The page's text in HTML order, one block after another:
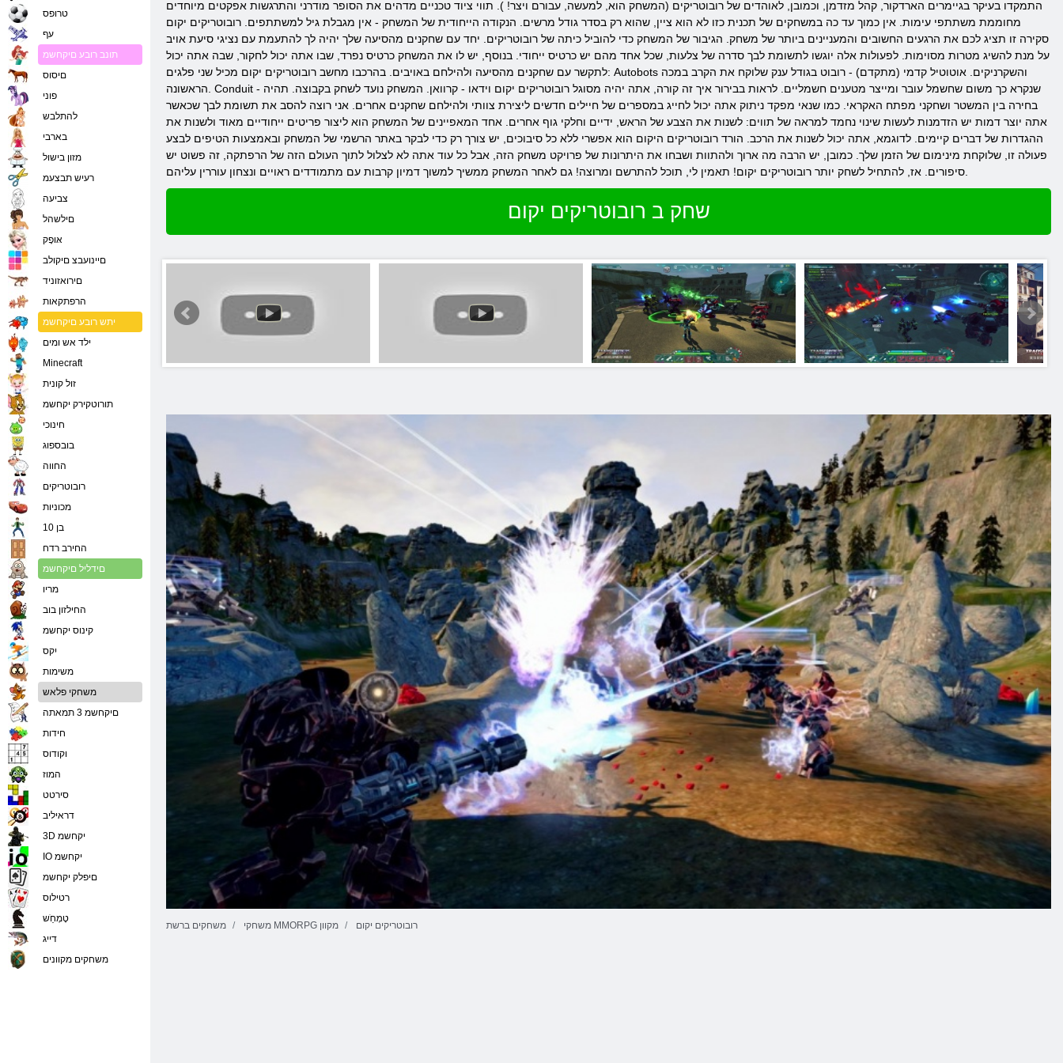
התמקדו בעיקר בגיימרים הארדקור, קהל מזדמן, וכמובן, לאוהדים של רובוטריקים (המשחק הוא, למעשה, עבורם ויצר! ). תווי ציוד טכניים מדהים את הסופר מודרני והתרגשות אפקטים מיוחדים
מחוממת משתתפי עימות. אין כמוך עד כה במשחקים של תכנית כזו לא הוא ציין, שהוא רק בסדר גודל מרשים. הנקודה הייחודית של המשחק - אין מגבלת גיל למשתתפים. רובוטריקים יקום
סקירה זו תציג לכם את הרגעים החשובים והמעניינים ביותר של משחק. הגיבור של המשחק כדי להוביל כיתה של רובוטריקים. יחד עם שחקנים מהסיעה שלך יהיה לך להתעמת עם נציגי סיעת אויב
על מנת להשיג מטרות מסוימות. לפעולות אלה יוגשו לתשומת לבך סדרה של צלעות, שכל אחד מהם יש כרטיס ייחודי. בנוסף, יש לו את המשחק כרטיס נפרד, שבו אתה יכול לחקור, שבה אתה יכול
לתקשר עם שחקנים מהסיעה ולהילחם באויבים. בהרכבו מחשב רובוטריקים יקום מכיל שני פלגים: Autobots והשקרניקים. אוטוטיל קדמי (מתקדם) - רובוט בגודל ענק שלוקח את הקרב במכה
הראשונה. Conduit - שנקרא כך משום שחשמל עובר ומייצר מטענים חשמליים. לראות בבירור איך זה קורה, אתה יהיה מסוגל רובוטריקים יקום וידאו - קרוואן. המשחק נועד לשחק בקבוצה. תהיה
בחירה בין המשטר ושחקני מפתח האקראי. כמו שנאי מפקד ניתוק אתה יכול לחייג במספרים של חיילים חדשים ליצירת צוותי ולהילחם שחקנים אחרים. אני רוצה להסב את תשומת לבך שכאשר
אתה יוצר דמות יש הזדמנות לעשות שינוי נחמד למראה של תווים: לשנות את הצבע של הראש, ידיים וחלקי גוף אחרים. אחד המאפיינים של המשחק הוא ליצור פריטים ייחודיים מאוד ולשנות את
ההגדרות של דברים קיימים. לדוגמא, אתה יכול לשנות את הרכב. הורד רובוטריקים היקום הוא אפשרי ללא כל סיבוכים, יש צורך רק כדי לבקר באתר הרשמי של המשחק ובאמצעות הטיפים לבצע
פעולה זו, שלוקחת מינימום של הזמן שלך. כמובן, יש הרבה מה ארוך ולהתוות ושבחו את היתרונות של פרויקט משחק הזה, אבל כל עוד אתה לא לצלול לתוך העולם הזה של הרפתקה, זה פשוט יש
שחק ב רובוטריקים יקום
משחקים ברשת משחקי MMORPG מקוון רובוטריקים יקום
טרופס
עף
תונב רובע םיקחשמ
םיסוס
פוני
להתלבש
בארבי
מזון בישול
רעיש תבצעמ
צביעה
םילשהל
אּופָק
םיינועבצ םיקולב
םירואזוניד
הרפתקאות
יתש רובע םיקחשמ
ילד אש ומים
Minecraft
זול קונית
תורוטקירק יקחשמ
חינוכי
בובספוג
החווה
רובוטריקים
מכוניות
בן 10
החירב רדח
םידליל םיקחשמ
מריו
החילזון בוב
קינוס יקחשמ
יִקס
משימות
משחקי פלאש
םיקחשמ 3 תמאתה
חידות
וקודוס
המוז
סירטט
דראיליב
3D יקחשמ
IO יקחשמ
םיפלק יקחשמ
רטילוס
טָמְחַׁש
דייג
משחקים מקוונים